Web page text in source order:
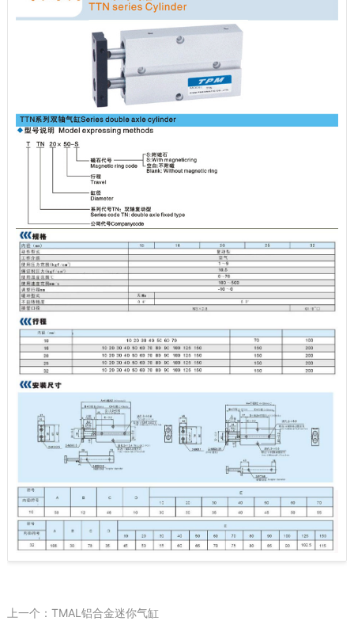
上一个：TMAL铝合金迷你气缸